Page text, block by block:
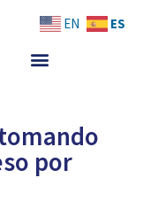
por
EN ES